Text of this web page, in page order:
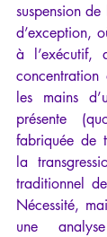
suspension
d’exception,
à l’exécutif,
les mains
présente
fabriquée de
la
traditionnel
Nécessité,
une